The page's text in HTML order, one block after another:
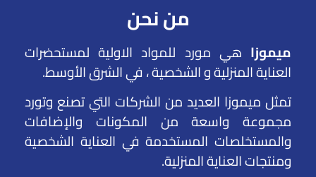
من نحن
ميموزا هي مورد للمواد الاولية لمستحضرات
العناية المنزلية و الشخصية ، في الشرق الأوسط.
تمثل ميموزا العديد من الشركات التي تصنع وتورد
مجموعة واسعة من المكونات والإضافات
والمستخلصات المستخدمة في العناية الشخصية
ومنتجات العناية المنزلية.